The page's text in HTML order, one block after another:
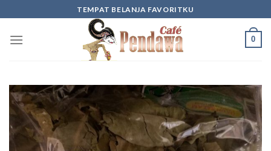
to
content
TEMPAT BELANJA FAVORITKU
0